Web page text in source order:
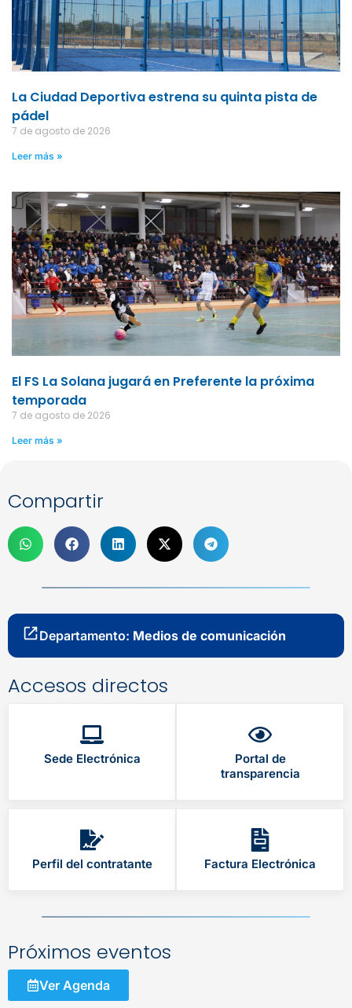
La Ciudad Deportiva estrena su quinta pista de
pádel
7 de agosto de 2026
Leer más »
El FS La Solana jugará en Preferente la próxima
temporada
7 de agosto de 2026
Leer más »
Compartir
Departamento: Medios de comunicación
Accesos directos
Sede Electrónica
Portal de
transparencia
Perfil del contratante Factura Electrónica
Próximos eventos
Ver Agenda